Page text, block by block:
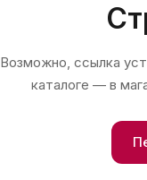
Возможно, ссылка
каталоге — в